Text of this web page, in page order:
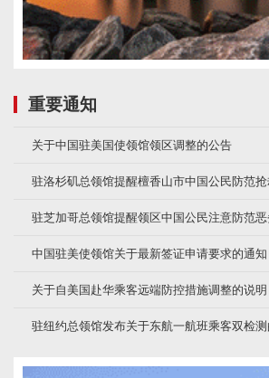
重要通知
关于中国驻美国使领馆领区调整的公告
驻洛杉矶总领馆提醒檀香山市中国公民防范
驻芝加哥总领馆提醒领区中国公民注意防范
中国驻美使领馆关于最新签证申请要求的通知
关于自美国赴华乘客远端防控措施调整的说明
驻纽约总领馆发布关于东航一航班乘客双检